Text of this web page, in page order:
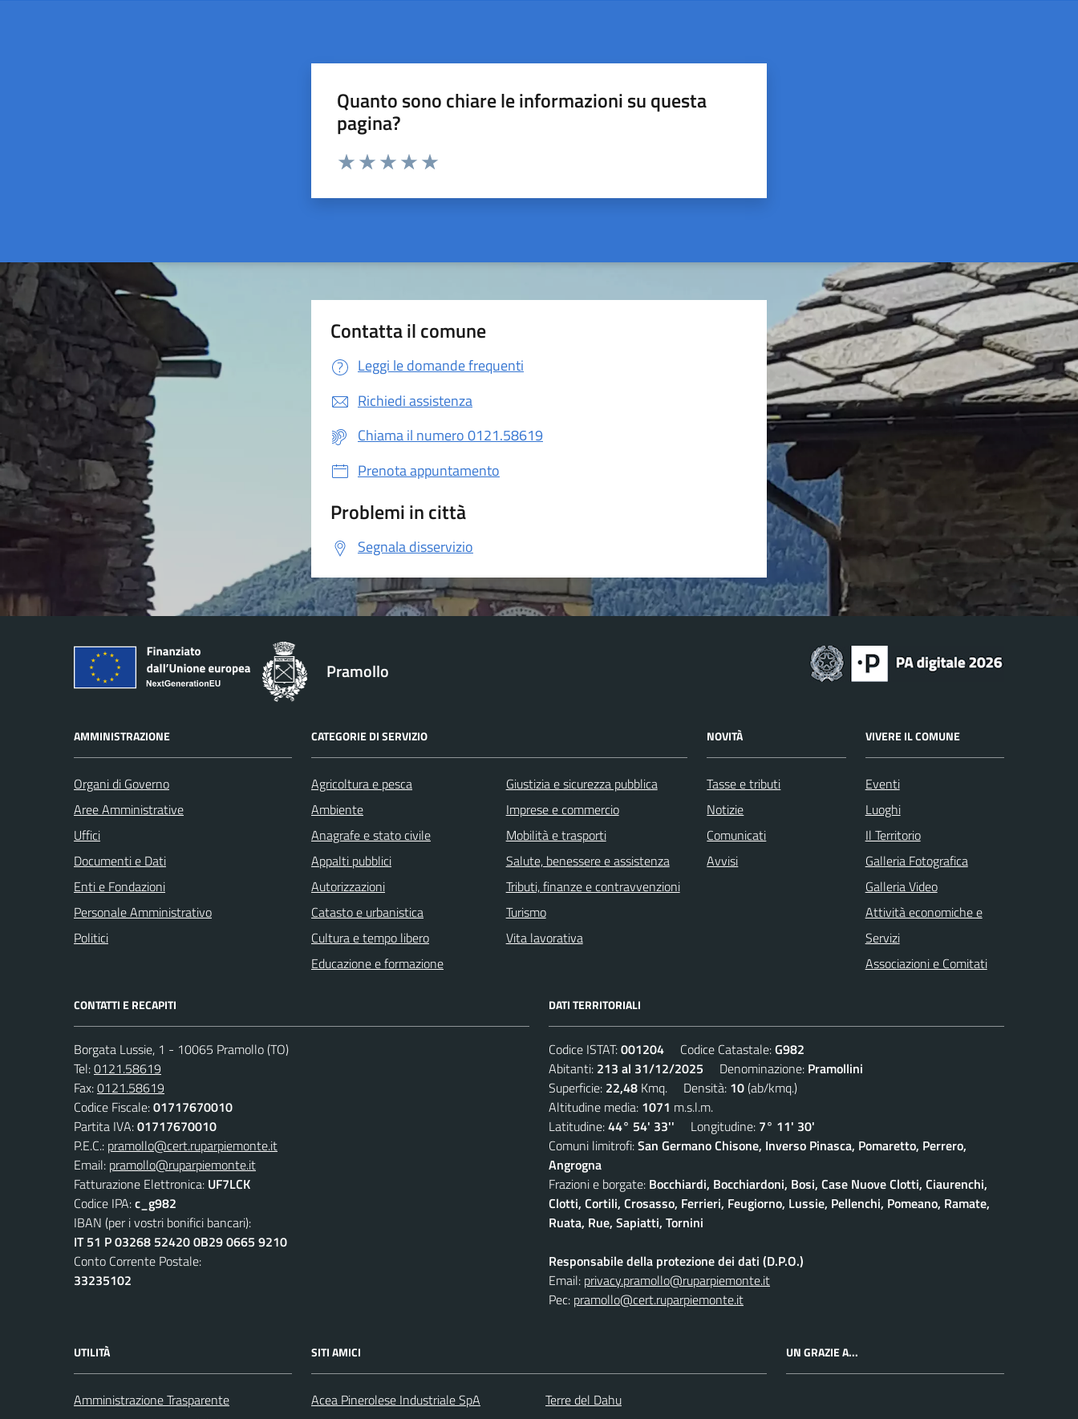
Quanto sono chiare le informazioni su questa
pagina?
Valuta da 1 a 5 stelle la pagina
Contatta il comune
Leggi le domande frequenti
Richiedi assistenza
Chiama il numero 0121.58619
Prenota appuntamento
Problemi in città
Segnala disservizio
Pramollo
AMMINISTRAZIONE
Organi di Governo
Aree Amministrative
Uffici
Documenti e Dati
Enti e Fondazioni
Personale Amministrativo
Politici
CATEGORIE DI SERVIZIO
Agricoltura e pesca
Ambiente
Anagrafe e stato civile
Appalti pubblici
Autorizzazioni
Catasto e urbanistica
Cultura e tempo libero
Educazione e formazione
Giustizia e sicurezza pubblica
Imprese e commercio
Mobilità e trasporti
Salute, benessere e assistenza
Tributi, finanze e contravvenzioni
Turismo
Vita lavorativa
NOVITÀ
Tasse e tributi
Notizie
Comunicati
Avvisi
VIVERE IL COMUNE
Eventi
Luoghi
Il Territorio
Galleria Fotografica
Galleria Video
Attività economiche e
Servizi
Associazioni e Comitati
CONTATTI E RECAPITI
Borgata Lussie, 1 - 10065 Pramollo (TO)
Tel:0121.58619
Fax:0121.58619
Codice Fiscale:01717670010
Partita IVA:01717670010
P.E.C.: pramollo@cert.ruparpiemonte.it
Email: pramollo@ruparpiemonte.it
Fatturazione Elettronica: UF7LCK
Codice IPA:c_g982
IBAN (per i vostri bonifici bancari):
IT 51 P 03268 52420 0B29 0665 9210
Conto Corrente Postale:
33235102
DATI TERRITORIALI
Codice ISTAT:001204 Codice Catastale:G982
Abitanti: 213 al 31/12/2025 Denominazione: Pramollini
Superficie: 22,48 Kmq. Densità: 10(ab/kmq.)
Altitudine media: 1071 m.s.l.m.
Latitudine:44° 54' 33'' Longitudine: 7° 11' 30'
Comuni limitrofi:San Germano Chisone, Inverso Pinasca, Pomaretto, Perrero,
Angrogna
Frazioni e borgate: Bocchiardi, Bocchiardoni, Bosi, Case Nuove Clotti, Ciaurenchi,
Clotti, Cortili, Crosasso, Ferrieri, Feugiorno, Lussie, Pellenchi, Pomeano, Ramate,
Ruata, Rue, Sapiatti, Tornini
Responsabile della protezione dei dati (D.P.O.)
Email: privacy.pramollo@ruparpiemonte.it
Pec: pramollo@cert.ruparpiemonte.it
UTILITÀ
Amministrazione Trasparente
SITI AMICI
Acea Pinerolese Industriale SpA
Terre del Dahu
UN GRAZIE A...